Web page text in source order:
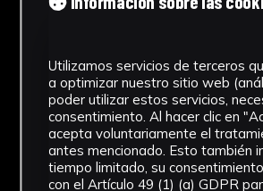
Estilo
Abstracto
Técnica
Técnica mixta
Utilizamos servicios de terceros
a optimizar nuestro sitio web
poder utilizar estos servicios,
consentimiento. Al hacer clic en
acepta voluntariamente el
antes mencionado. Esto también
tiempo limitado, su
con el Artículo 49 (1) (a) GDPR